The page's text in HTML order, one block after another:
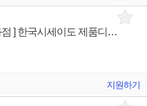
[시세이도그룹] [ 롯데대전점/ 대구백화점 ] 한국시세이도 제품디스플레이 매장판매사원
지원하기